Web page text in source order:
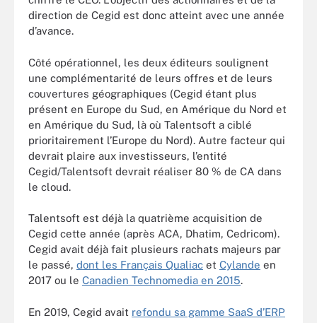
direction de Cegid est donc atteint avec une année
d’avance.
Côté opérationnel, les deux éditeurs soulignent
une complémentarité de leurs offres et de leurs
couvertures géographiques (Cegid étant plus
présent en Europe du Sud, en Amérique du Nord et
en Amérique du Sud, là où Talentsoft a ciblé
prioritairement l’Europe du Nord). Autre facteur qui
devrait plaire aux investisseurs, l’entité
Cegid/Talentsoft devrait réaliser 80 % de CA dans
le cloud.
Talentsoft est déjà la quatrième acquisition de
Cegid cette année (après ACA, Dhatim, Cedricom).
Cegid avait déjà fait plusieurs rachats majeurs par
le passé, dont les Français Qualiac et Cylande en
2017 ou le Canadien Technomedia en 2015.
En 2019, Cegid avait refondu sa gamme SaaS d’ERP